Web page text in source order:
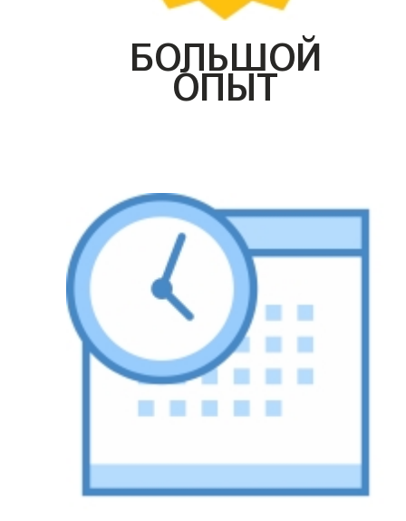
БОЛЬШОЙ
ОПЫТ